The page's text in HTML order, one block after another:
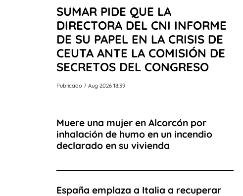
SUMAR PIDE QUE LA
DIRECTORA DEL CNI INFORME
DE SU PAPEL EN LA CRISIS DE
CEUTA ANTE LA COMISIÓN DE
SECRETOS DEL CONGRESO
Publicado 7 Aug 2026 18:39
Muere una mujer en Alcorcón por
inhalación de humo en un incendio
declarado en su vivienda
España emplaza a Italia a recuperar